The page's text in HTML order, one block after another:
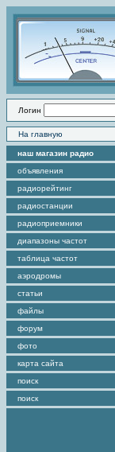
Логин
На главную
наш магазин радио
объявления
радиорейтинг
радиостанции
радиоприемники
диапазоны частот
таблица частот
аэродромы
статьи
файлы
форум
фото
карта сайта
поиск
поиск